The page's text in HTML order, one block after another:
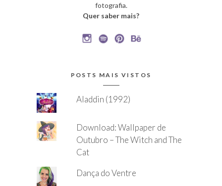
fotografia.
Quer saber mais?
POSTS MAIS VISTOS
Aladdin (1992)
Download: Wallpaper de
Outubro – The Witch and The
Cat
Dança do Ventre